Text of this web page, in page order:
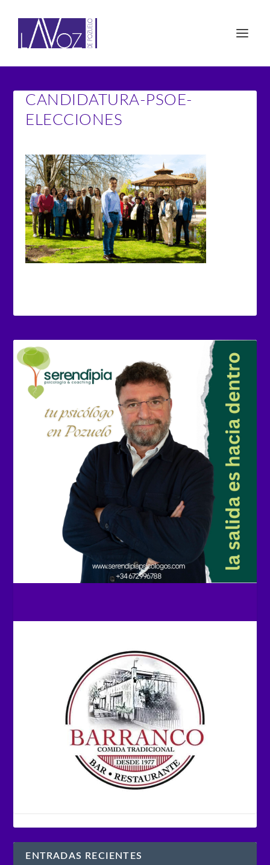
CANDIDATURA-PSOE-
ELECCIONES
ENTRADAS RECIENTES